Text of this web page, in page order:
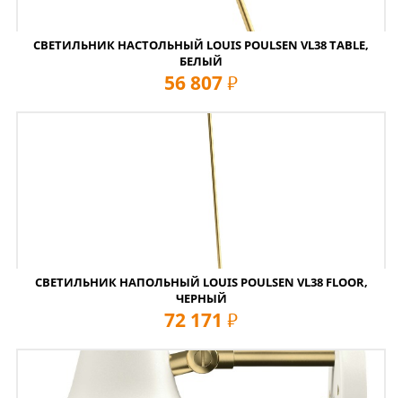
СВЕТИЛЬНИК НАСТОЛЬНЫЙ LOUIS POULSEN VL38 TABLE,
БЕЛЫЙ
56 807 руб
СВЕТИЛЬНИК НАПОЛЬНЫЙ LOUIS POULSEN VL38 FLOOR,
ЧЕРНЫЙ
72 171 руб